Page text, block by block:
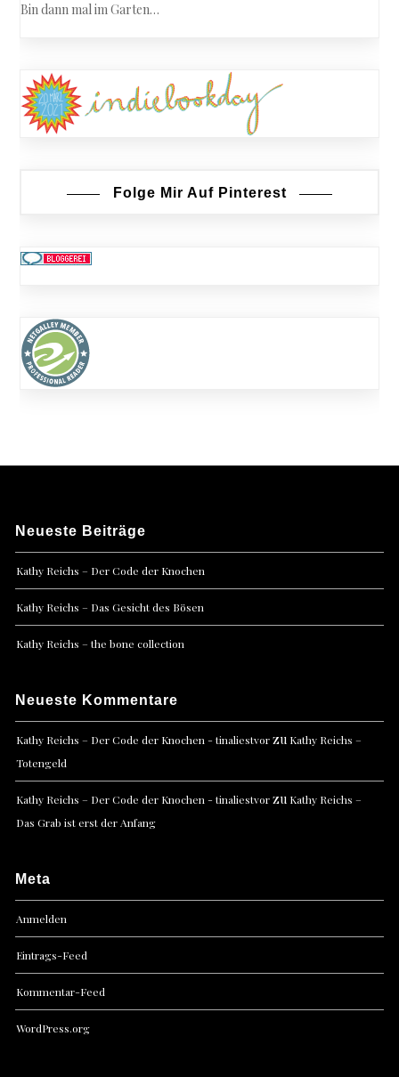
Bin dann mal im Garten…
Folge Mir Auf Pinterest
Neueste Beiträge
Kathy Reichs – Der Code der Knochen
Kathy Reichs – Das Gesicht des Bösen
Kathy Reichs – the bone collection
Neueste Kommentare
Kathy Reichs – Der Code der Knochen - tinaliestvorzu Kathy Reichs –
Totengeld
Kathy Reichs – Der Code der Knochen - tinaliestvorzu Kathy Reichs –
Das Grab ist erst der Anfang
Meta
Anmelden
Eintrags-Feed
Kommentar-Feed
WordPress.org